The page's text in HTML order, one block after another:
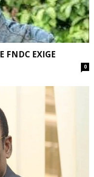
FNDC EXIGE
0